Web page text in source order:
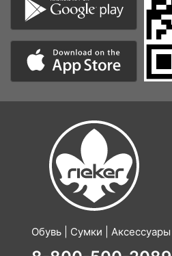
Обувь | Сумки | Аксессуары